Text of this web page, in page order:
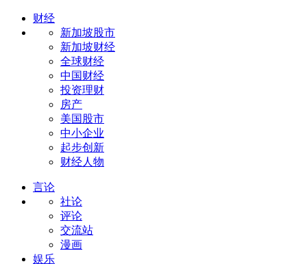
财经
新加坡股市
新加坡财经
全球财经
中国财经
投资理财
房产
美国股市
中小企业
起步创新
财经人物
言论
社论
评论
交流站
漫画
娱乐